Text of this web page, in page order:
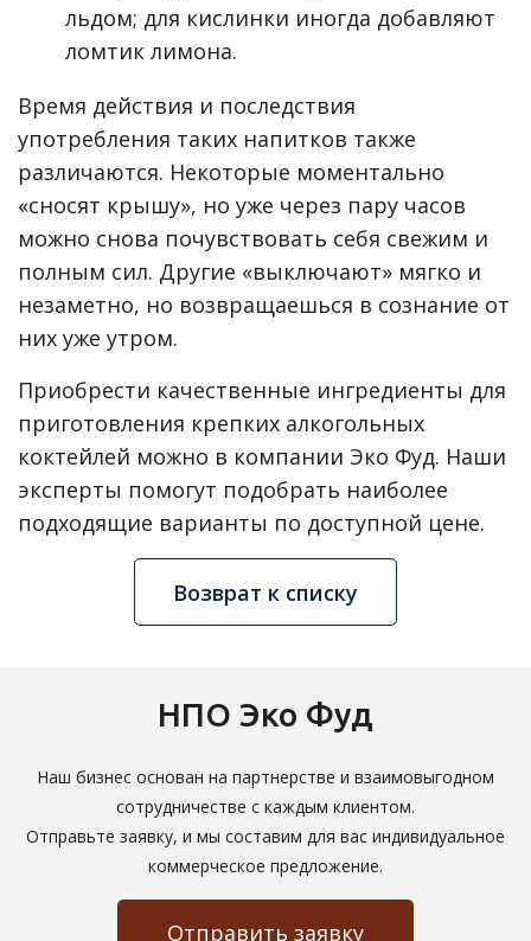
льдом; для кислинки иногда добавляют
ломтик лимона.
Время действия и последствия
употребления таких напитков также
различаются. Некоторые моментально
«сносят крышу», но уже через пару часов
можно снова почувствовать себя свежим и
полным сил. Другие «выключают» мягко и
незаметно, но возвращаешься в сознание от
них уже утром.
Приобрести качественные ингредиенты для
приготовления крепких алкогольных
коктейлей можно в компании Эко Фуд. Наши
эксперты помогут подобрать наиболее
подходящие варианты по доступной цене.
Возврат к списку
НПО Эко Фуд
Наш бизнес основан на партнерстве и взаимовыгодном
сотрудничестве с каждым клиентом.
Отправьте заявку, и мы составим для вас индивидуальное
коммерческое предложение.
Отправить заявку